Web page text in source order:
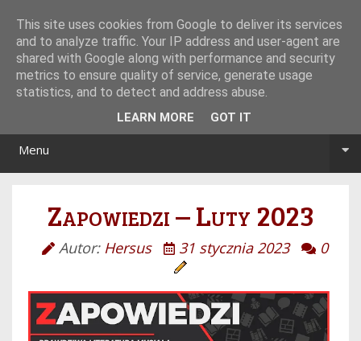
Menu
Zapowiedzi – Luty 2023
Autor: Hersus 31 stycznia 2023 0
This site uses cookies from Google to deliver its services
and to analyze traffic. Your IP address and user-agent are
shared with Google along with performance and security
metrics to ensure quality of service, generate usage
statistics, and to detect and address abuse.
LEARN MORE GOT IT